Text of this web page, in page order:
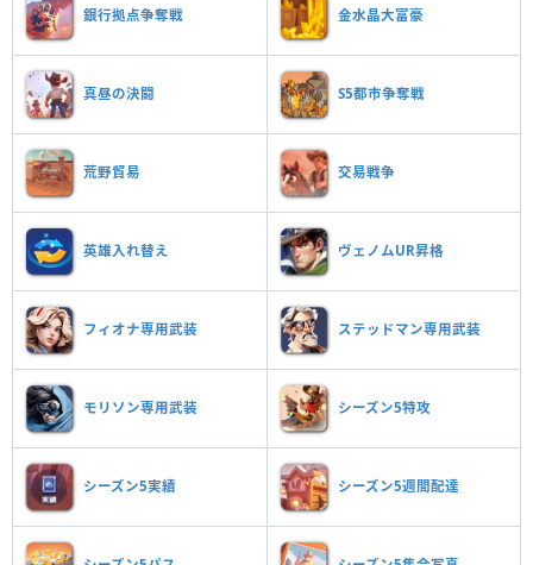
銀行拠点争奪戦 金水晶大富豪
真昼の決闘 S5都市争奪戦
荒野貿易 交易戦争
英雄入れ替え ヴェノムUR昇格
フィオナ専用武装 ステッドマン専用武装
モリソン専用武装 シーズン5特攻
シーズン5実績 シーズン5週間配達